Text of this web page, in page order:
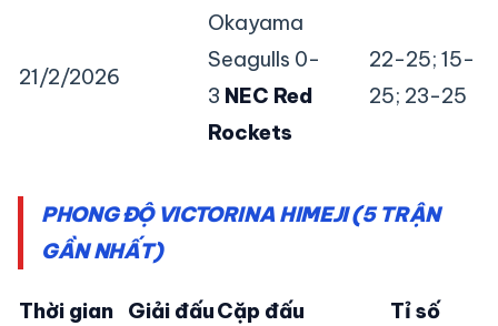
21/2/2026
Okayama
Seagulls 0-
3 NEC Red
Rockets
22-25; 15-
25; 23-25
PHONG ĐỘ VICTORINA HIMEJI (5 TRẬN
GẦN NHẤT)
Thời gian Giải đấuCặp đấu Tỉ số